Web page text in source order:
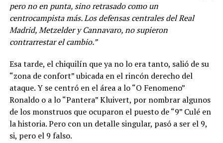
pero no en punta, sino retrasado como un
centrocampista más. Los defensas centrales del Real
Madrid, Metzelder y Cannavaro, no supieron
contrarrestar el cambio.”
Esa tarde, el chiquilín que ya no lo era tanto, salió de su
“zona de confort” ubicada en el rincón derecho del
ataque. Y se centró en el área a lo “O Fenomeno”
Ronaldo o a lo “Pantera” Kluivert, por nombrar algunos
de los monstruos que ocuparon el puesto de “9” Culé en
la historia. Pero con un detalle singular, pasó a ser el 9,
si, pero el 9 falso.